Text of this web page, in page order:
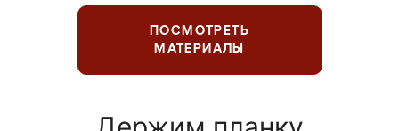
ПОСМОТРЕТЬ
МАТЕРИАЛЫ